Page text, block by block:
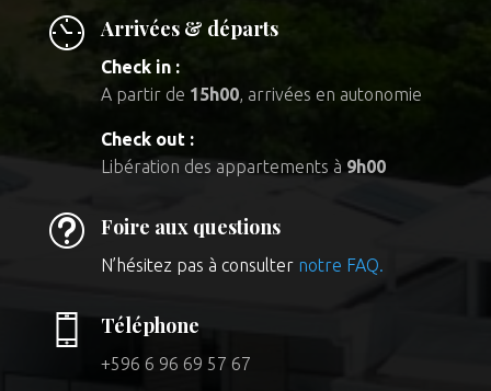
Arrivées & départs
Check in :
A partir de 15h00, arrivées en autonomie
Check out :
Libération des appartements à 9h00
t Foire aux questions
N’hésitez pas à consulter notre FAQ.
Téléphone
+596 6 96 69 57 67